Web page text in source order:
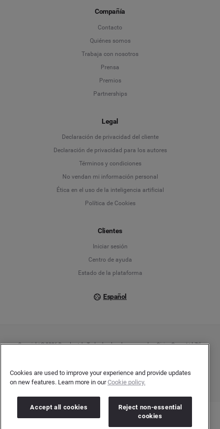
Compañía
Contacto
Quiénes somos
Trabaja con nosotros
Prensa
Premios
Partnerships
Legal
Declaración de privacidad del cliente
Declaración de privacidad para los autores
Términos y condiciones
No vendan mi información personal
Ética en el uso de la inteligencia artificial
Política de Cookies
Clientes
Iniciar sesión
Centro de ayuda
Estado de la plataforma
Español
Copyright © 2026 Brandwatch. Todos los derechos reservados. Cision Group Ltd, 7th
Cookies are used to improve your experience and provide updates
on new features. Learn more in ourCookie policy.
Accept all cookies
Reject non-essential
cookies